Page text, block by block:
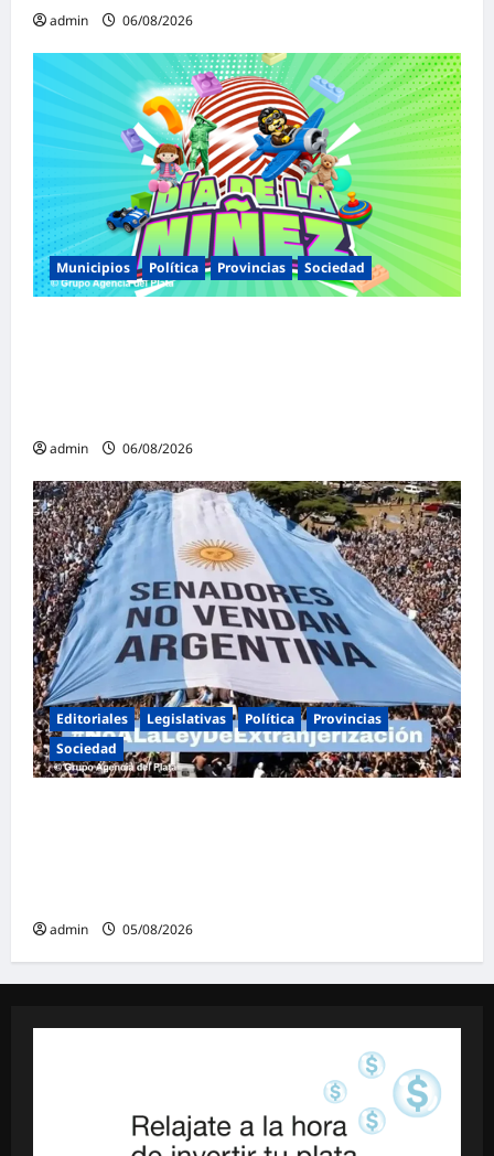
admin 06/08/2026
Municipios Política Provincias Sociedad
admin 06/08/2026
Editoriales Legislativas Política
Provincias
Sociedad
admin 05/08/2026